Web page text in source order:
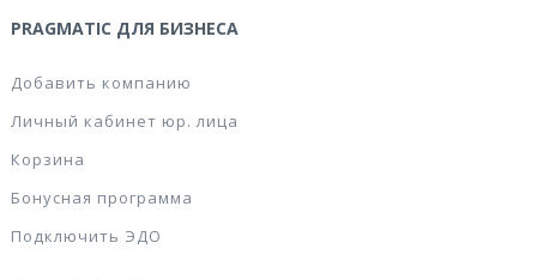
PRAGMATIC ДЛЯ БИЗНЕСА
Добавить компанию
Личный кабинет юр. лица
Корзина
Бонусная программа
Подключить ЭДО